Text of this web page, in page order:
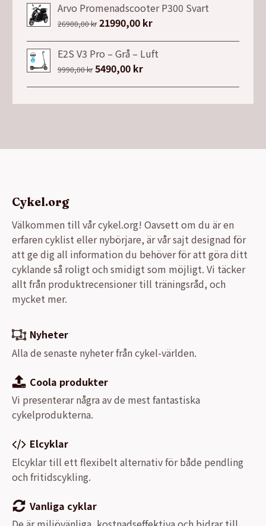
Arvo Promenadscooter P300 Svart
26900,00kr Det
ursprungliga
priset
var:
21990,00 krDet
nuvarande
priset
E2S V3 Pro – Grå – Luft
9990,00kr Det
ursprungliga
5490,00 krDet
nuvarande
Cykel.org
Välkommen till vår cykel.org! Oavsett om du är en
erfaren cyklist eller nybörjare, är vår sajt designad för
att ge dig all information du behöver för att göra ditt
cyklande så roligt och smidigt som möjligt. Vi täcker
allt från produktrecensioner till träningsråd, och
mycket mer.
Nyheter
Alla de senaste nyheter från cykel-världen.
Coola produkter
Vi presenterar några av de mest fantastiska
cykelprodukterna.
Elcyklar
Elcyklar till ett flexibelt alternativ för både pendling
och fritidscykling.
Vanliga cyklar